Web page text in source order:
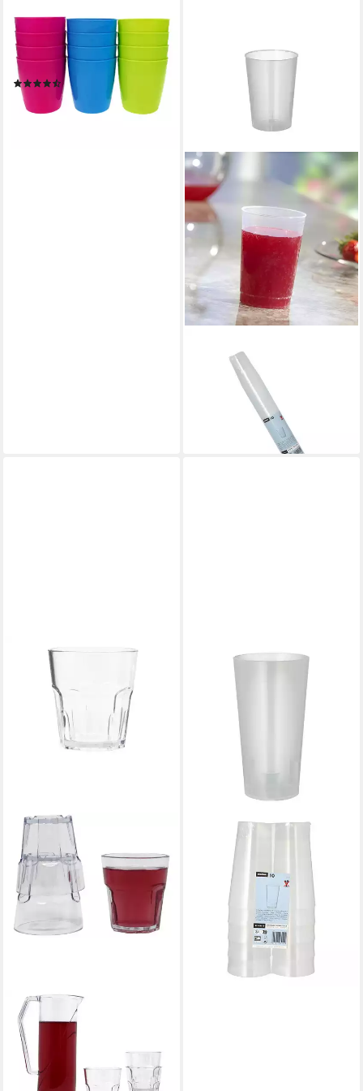
Plastik Plastikbecher
Mehrwegbecher Partybecher,
Kunststoff, Mehrweg je 0,3
Liter
(4)
9,99 €
lieferbar - in 4-5 Werktagen bei dir
Mehrwegbecher Mehrweg-
Trinkbecher PP 0,1 l Ø 5,2 cm,
7,4 cm transluzent 40 Stk, PP
lieferbar - in 5-6 Werktagen bei dir
HYGIENE365
Becher Caipi Becher,
Polycarbonat
5,98 €
lieferbar - in 4-5 Werktagen bei dir
Mehrwegbecher Mehrweg-
Trinkbecher 0,4 l Ø 7,5 cm,
14,5 cm transluzent 10 Stk,
20,74 €
(2,07 €/ 1 Stk)
lieferbar - in 2-3 Werktagen bei dir